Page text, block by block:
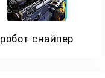
робот снайпер